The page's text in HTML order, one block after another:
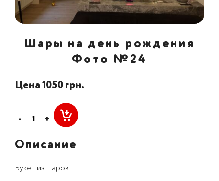
Шары на день рождения
Фото №24
Цена 1050 грн.
- +
Описание
Букет из шаров: